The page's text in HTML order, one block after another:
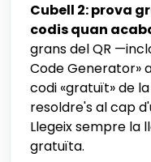
Cubell 2: prova
codis quan
grans del QR
Code Generator»
codi «gratuït» de
resoldre's al cap
Llegeix sempre la
gratuïta.